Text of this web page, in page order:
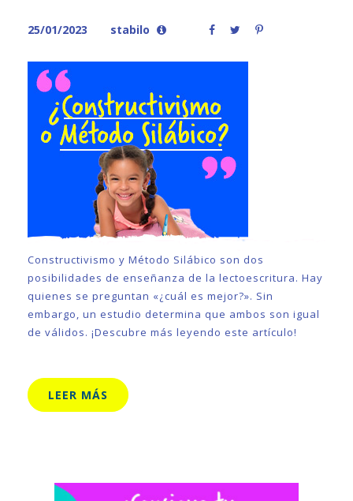
25/01/2023 stabilo
Constructivismo y Método Silábico son dos
posibilidades de enseñanza de la lectoescritura. Hay
quienes se preguntan «¿cuál es mejor?». Sin
embargo, un estudio determina que ambos son igual
de válidos. ¡Descubre más leyendo este artículo!
LEER MÁS